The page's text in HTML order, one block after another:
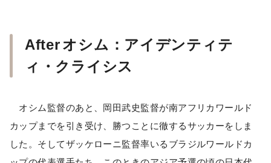
Afterオシム：アイデンティテ
ィ・クライシス
オシム監督のあと、岡田武史監督が南アフリカワールド
カップまでを引き受け、勝つことに徹するサッカーをしま
した。そしてザッケローニ監督率いるブラジルワールドカ